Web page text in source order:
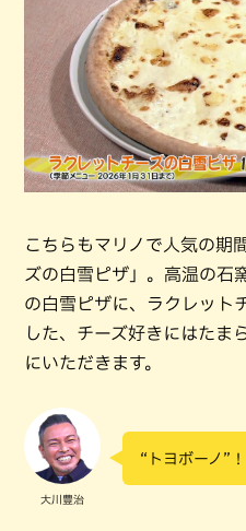
こちらもマリノで人気の期
ズの白雪ピザ」。高温の石
の白雪ピザに、ラクレット
した、チーズ好きにはたま
にいただきます。
大川豊治
“トヨボーノ”！